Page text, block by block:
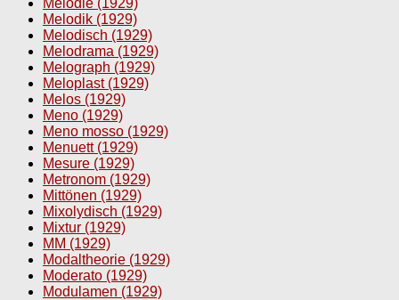
Melodik (1929)
Melodisch (1929)
Melodrama (1929)
Melograph (1929)
Meloplast (1929)
Melos (1929)
Meno (1929)
Meno mosso (1929)
Menuett (1929)
Mesure (1929)
Metronom (1929)
Mittönen (1929)
Mixolydisch (1929)
Mixtur (1929)
MM (1929)
Modaltheorie (1929)
Moderato (1929)
Modulamen (1929)